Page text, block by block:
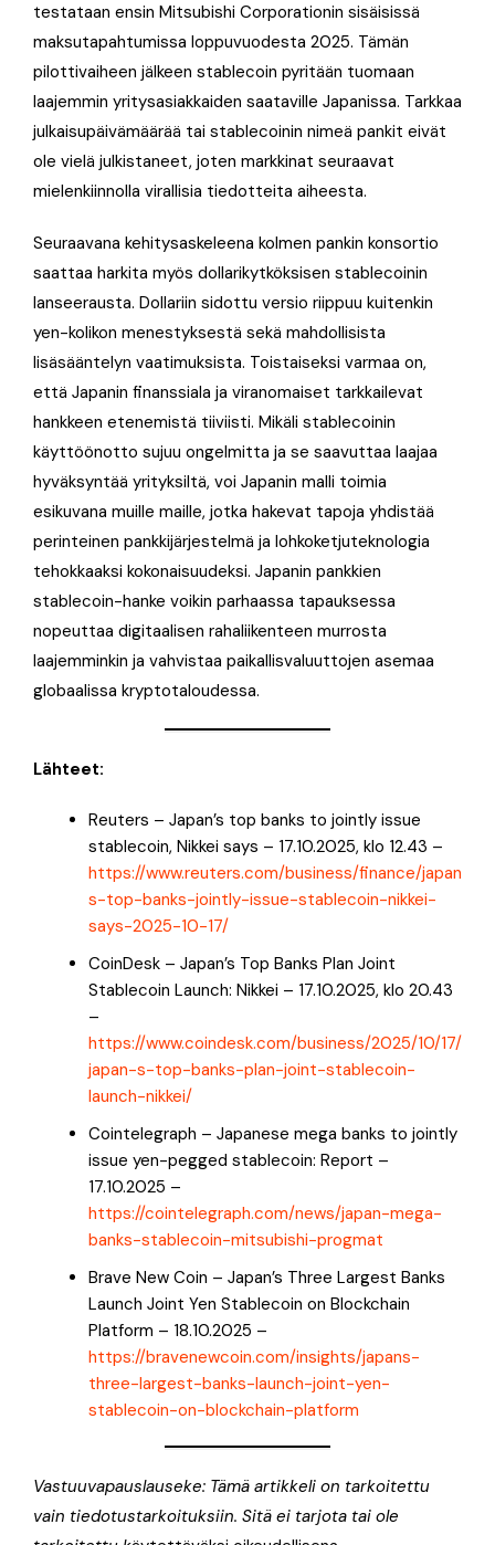
testataan ensin Mitsubishi Corporationin sisäisissä
maksutapahtumissa loppuvuodesta 2025. Tämän
pilottivaiheen jälkeen stablecoin pyritään tuomaan
laajemmin yritysasiakkaiden saataville Japanissa. Tarkkaa
julkaisupäivämäärää tai stablecoinin nimeä pankit eivät
ole vielä julkistaneet, joten markkinat seuraavat
mielenkiinnolla virallisia tiedotteita aiheesta.
Seuraavana kehitysaskeleena kolmen pankin konsortio
saattaa harkita myös dollarikytköksisen stablecoinin
lanseerausta. Dollariin sidottu versio riippuu kuitenkin
yen-kolikon menestyksestä sekä mahdollisista
lisäsääntelyn vaatimuksista. Toistaiseksi varmaa on,
että Japanin finanssiala ja viranomaiset tarkkailevat
hankkeen etenemistä tiiviisti. Mikäli stablecoinin
käyttöönotto sujuu ongelmitta ja se saavuttaa laajaa
hyväksyntää yrityksiltä, voi Japanin malli toimia
esikuvana muille maille, jotka hakevat tapoja yhdistää
perinteinen pankkijärjestelmä ja lohkoketjuteknologia
tehokkaaksi kokonaisuudeksi. Japanin pankkien
stablecoin-hanke voikin parhaassa tapauksessa
nopeuttaa digitaalisen rahaliikenteen murrosta
laajemminkin ja vahvistaa paikallisvaluuttojen asemaa
globaalissa kryptotaloudessa.
Lähteet:
Reuters – Japan’s top banks to jointly issue
stablecoin, Nikkei says – 17.10.2025, klo 12.43 –
https://www.reuters.com/business/finance/japan
s-top-banks-jointly-issue-stablecoin-nikkei-
says-2025-10-17/
CoinDesk – Japan’s Top Banks Plan Joint
Stablecoin Launch: Nikkei – 17.10.2025, klo 20.43
–
https://www.coindesk.com/business/2025/10/17/
japan-s-top-banks-plan-joint-stablecoin-
launch-nikkei/
Cointelegraph – Japanese mega banks to jointly
issue yen-pegged stablecoin: Report –
17.10.2025 –
https://cointelegraph.com/news/japan-mega-
banks-stablecoin-mitsubishi-progmat
Brave New Coin – Japan’s Three Largest Banks
Launch Joint Yen Stablecoin on Blockchain
Platform – 18.10.2025 –
https://bravenewcoin.com/insights/japans-
three-largest-banks-launch-joint-yen-
stablecoin-on-blockchain-platform
Vastuuvapauslauseke: Tämä artikkeli on tarkoitettu
vain tiedotustarkoituksiin. Sitä ei tarjota tai ole